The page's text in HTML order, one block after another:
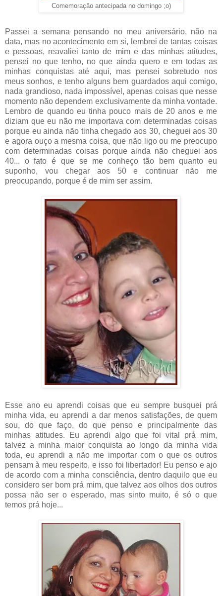
Comemoração antecipada no domingo ;o)
Passei a semana pensando no meu aniversário, não na
data, mas no acontecimento em si, lembrei de tantas coisas
e pessoas, reavaliei tanto de mim e das minhas atitudes,
pensei no que tenho, no que ainda quero e em todas as
minhas conquistas até aqui, mas pensei sobretudo nos
meus sonhos, e tenho alguns bem guardados aqui comigo,
nada grandioso, nada impossível, apenas coisas que nesse
momento não dependem exclusivamente da minha vontade.
Lembro de quando eu tinha pouco mais de 20 anos e me
diziam que eu não me importava com determinadas coisas
porque eu ainda não tinha chegado aos 30, cheguei aos 30
e agora ouço a mesma coisa, que não ligo ou me preocupo
com determinadas coisas porque ainda não cheguei aos
40... o fato é que se me conheço tão bem quanto eu
suponho, vou chegar aos 50 e continuar não me
preocupando, porque é de mim ser assim.
Esse ano eu aprendi coisas que eu sempre busquei prá
minha vida, eu aprendi a dar menos satisfações, de quem
sou, do que faço, do que penso e principalmente das
minhas atitudes. Eu aprendi algo que foi vital prá mim,
talvez a minha maior conquista ao longo da minha vida
toda, eu aprendi a não me importar com o que os outros
pensam à meu respeito, e isso foi libertador! Eu penso e ajo
de acordo com a minha consciência, dentro daquilo que eu
considero ser bom prá mim, que talvez aos olhos dos outros
possa não ser o esperado, mas sinto muito, é só o que
temos prá hoje...